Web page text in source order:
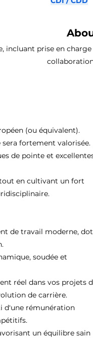
incluant prise en
(ou équivalent).
sera fortement valorisée.
de pointe et
en cultivant un fort
de travail moderne,
soudée et
réel dans vos projets
de carrière.
d'une rémunération
un équilibre sain